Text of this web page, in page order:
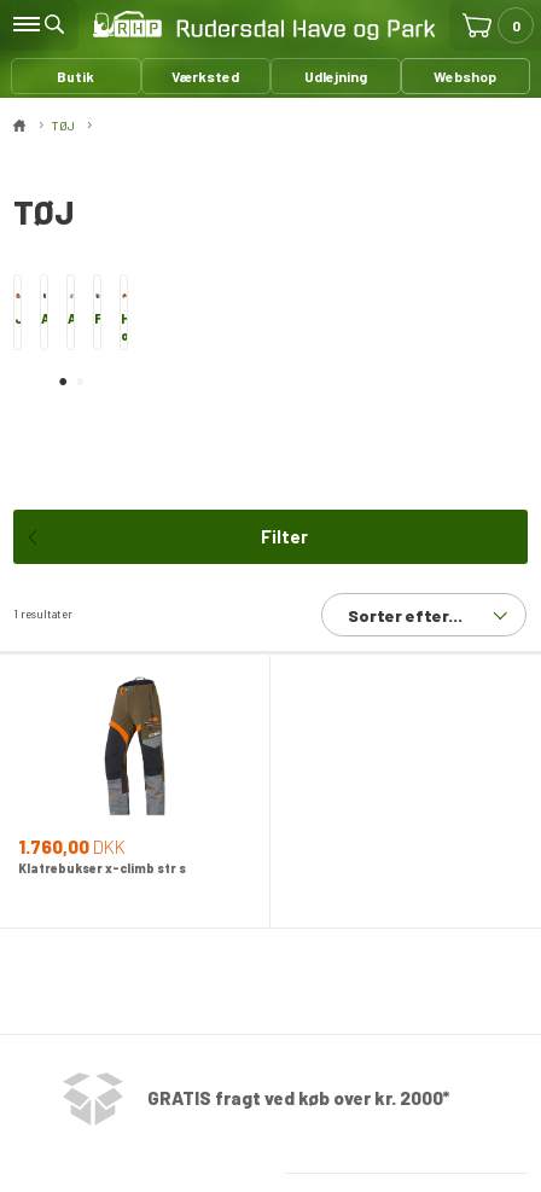
Butik Værksted Udlejning Webshop
0
TØJ
TØJ
JakkerArbejdsbukser
Arbejdshandsker
FodtøjHjelme
og
Filter
Sorter efter...
1 resultater
1.760,00 DKK
Klatrebukser x-climb str s
GRATIS fragt ved køb over kr. 2000*